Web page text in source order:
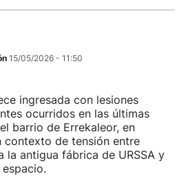
15/05/2026 - 11:50
ingresada con lesiones
ocurridos en las últimas
barrio de Errekaleor, en
contexto de tensión entre
la antigua fábrica de URSSA y